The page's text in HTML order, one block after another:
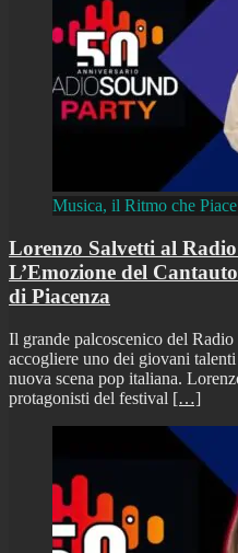
Musica, il Ritmo che Piace
Lorenzo Salvetti al
L’Emozione del
di Piacenza
Il grande palcoscenico del
accogliere uno dei giovani
nuova scena pop italiana.
protagonisti del festival […]